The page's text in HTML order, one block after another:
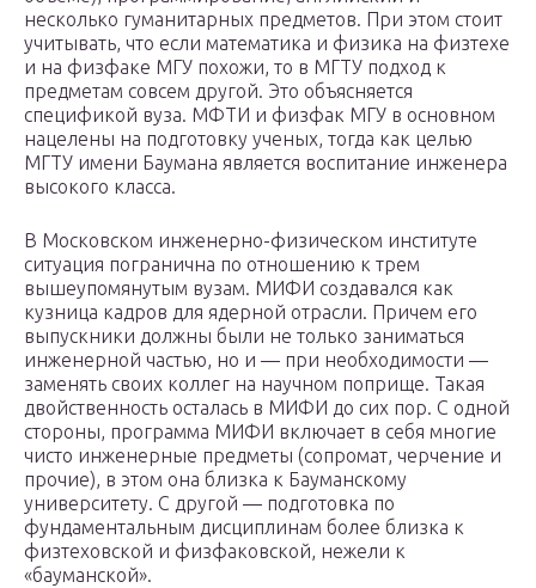
несколько гуманитарных предметов. При этом стоит
учитывать, что если математика и физика на физтехе
и на физфаке МГУ похожи, то в МГТУ подход к
предметам совсем другой. Это объясняется
спецификой вуза. МФТИ и физфак МГУ в основном
нацелены на подготовку ученых, тогда как целью
МГТУ имени Баумана является воспитание инженера
высокого класса.
В Московском инженерно-физическом институте
ситуация погранична по отношению к трем
вышеупомянутым вузам. МИФИ создавался как
кузница кадров для ядерной отрасли. Причем его
выпускники должны были не только заниматься
инженерной частью, но и — при необходимости —
заменять своих коллег на научном поприще. Такая
двойственность осталась в МИФИ до сих пор. С одной
стороны, программа МИФИ включает в себя многие
чисто инженерные предметы (сопромат, черчение и
прочие), в этом она близка к Бауманскому
университету. С другой — подготовка по
фундаментальным дисциплинам более близка к
физтеховской и физфаковской, нежели к
«бауманской».